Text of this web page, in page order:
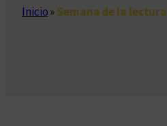
Inicio»Semana de la lectura